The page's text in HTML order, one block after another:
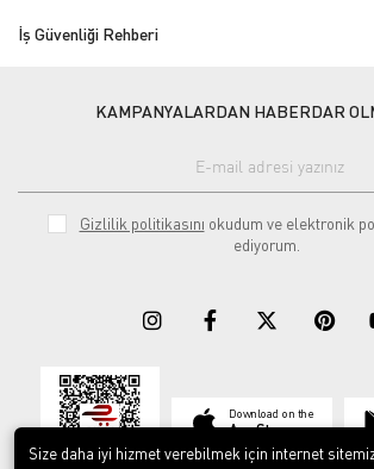
İş Güvenliği Rehberi
KAMPANYALARDAN HABERDAR
Gizlilik politikasını okudum ve elektronik
ediyorum.
Download on the
App Store
Size daha iyi hizmet verebilmek için internet